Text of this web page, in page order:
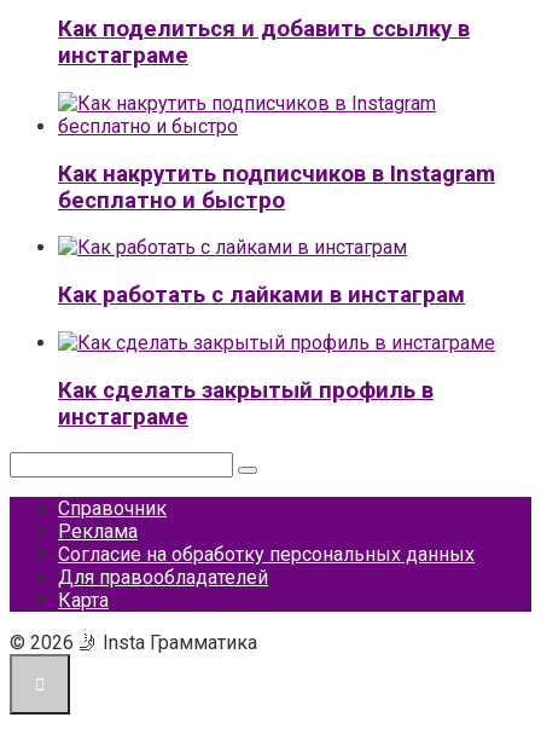
Как поделиться и добавить ссылку в
инстаграме
Как накрутить подписчиков в Instagram
бесплатно и быстро
Как работать с лайками в инстаграм
Как сделать закрытый профиль в
инстаграме
Справочник
Реклама
Согласие на обработку персональных данных
Для правообладателей
Карта
© 2026 🤳 Insta Грамматика